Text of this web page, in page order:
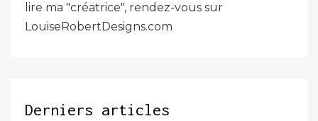
lire ma "créatrice", rendez-vous sur
LouiseRobertDesigns.com
Derniers articles